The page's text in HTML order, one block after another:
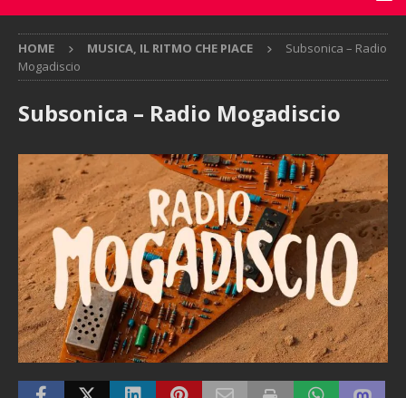
HOME MUSICA, IL RITMO CHE PIACE
Subsonica – Radio
Mogadiscio
Subsonica – Radio Mogadiscio